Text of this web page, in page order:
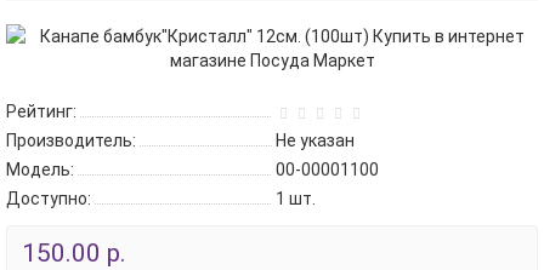
Рейтинг:
Производитель:
Не указан
Модель:
00-00001100
Доступно:
1 шт.
150.00 р.